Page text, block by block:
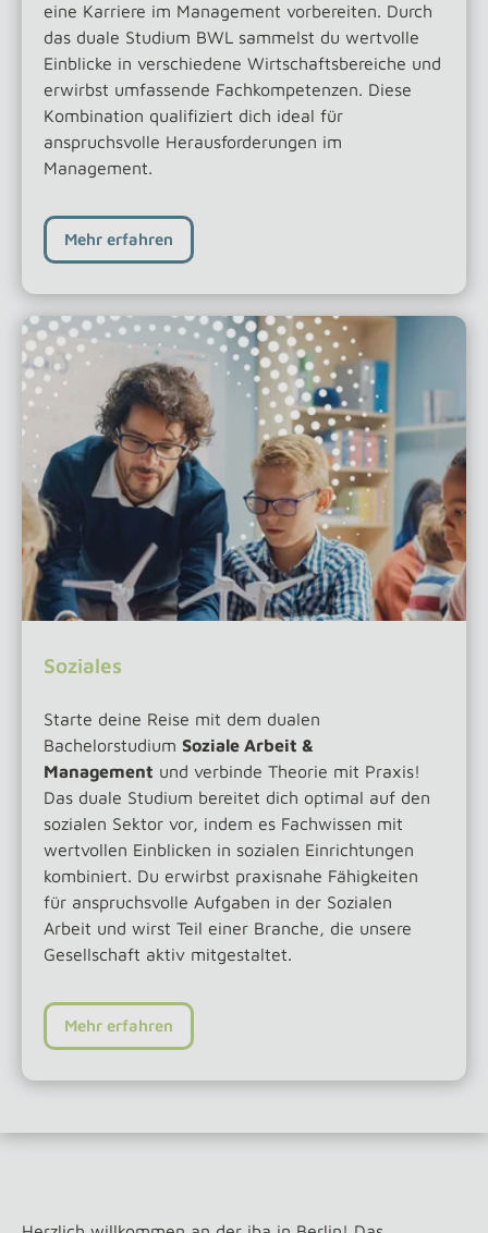
eine Karriere im Management vorbereiten. Durch
das duale Studium BWL sammelst du wertvolle
Einblicke in verschiedene Wirtschaftsbereiche und
erwirbst umfassende Fachkompetenzen. Diese
Kombination qualifiziert dich ideal für
anspruchsvolle Herausforderungen im
Management.
Mehr erfahren
Soziales
Starte deine Reise mit dem dualen
Bachelorstudium Soziale Arbeit &
Management und verbinde Theorie mit Praxis!
Das duale Studium bereitet dich optimal auf den
sozialen Sektor vor, indem es Fachwissen mit
wertvollen Einblicken in sozialen Einrichtungen
kombiniert. Du erwirbst praxisnahe Fähigkeiten
für anspruchsvolle Aufgaben in der Sozialen
Arbeit und wirst Teil einer Branche, die unsere
Gesellschaft aktiv mitgestaltet.
Mehr erfahren